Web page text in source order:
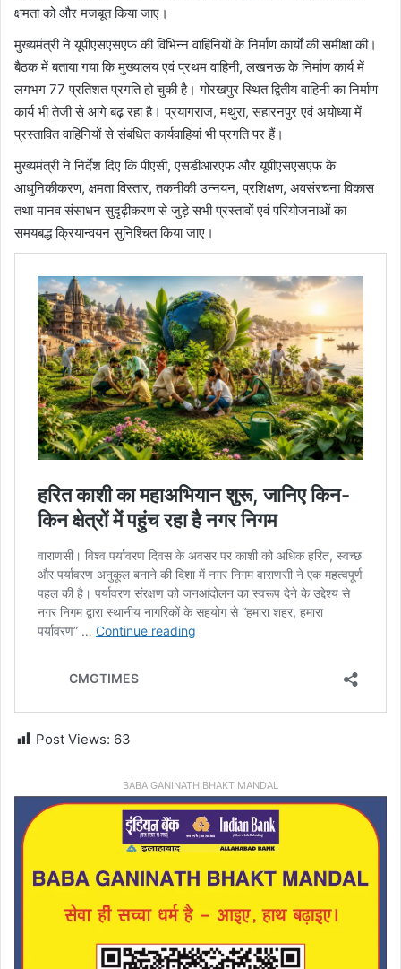
क्षमता को और मजबूत किया जाए।
मुख्यमंत्री ने यूपीएसएसएफ की विभिन्न वाहिनियों के निर्माण कार्यों की समीक्षा की।
बैठक में बताया गया कि मुख्यालय एवं प्रथम वाहिनी, लखनऊ के निर्माण कार्य में
लगभग 77 प्रतिशत प्रगति हो चुकी है। गोरखपुर स्थित द्वितीय वाहिनी का निर्माण
कार्य भी तेजी से आगे बढ़ रहा है। प्रयागराज, मथुरा, सहारनपुर एवं अयोध्या में
प्रस्तावित वाहिनियों से संबंधित कार्यवाहियां भी प्रगति पर हैं।
मुख्यमंत्री ने निर्देश दिए कि पीएसी, एसडीआरएफ और यूपीएसएसएफ के
आधुनिकीकरण, क्षमता विस्तार, तकनीकी उन्नयन, प्रशिक्षण, अवसंरचना विकास
तथा मानव संसाधन सुदृढ़ीकरण से जुड़े सभी प्रस्तावों एवं परियोजनाओं का
समयबद्ध क्रियान्वयन सुनिश्चित किया जाए।
Post Views: 63
BABA GANINATH BHAKT MANDAL